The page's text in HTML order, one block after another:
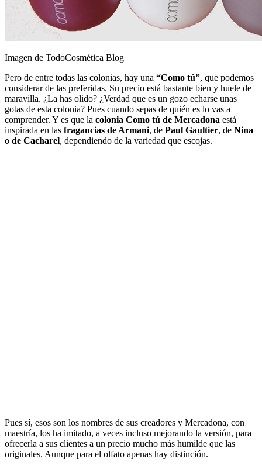
Imagen de TodoCosmética Blog
Pero de entre todas las colonias, hay una “Como tú”, que podemos
considerar de las preferidas. Su precio está bastante bien y huele de
maravilla. ¿La has olido? ¿Verdad que es un gozo echarse unas
gotas de esta colonia? Pues cuando sepas de quién es lo vas a
comprender. Y es que la colonia Como tú de Mercadona está
inspirada en las fragancias de Armani, de Paul Gaultier, de Nina
o de Cacharel, dependiendo de la variedad que escojas.
Pues sí, esos son los nombres de sus creadores y Mercadona, con
maestría, los ha imitado, a veces incluso mejorando la versión, para
ofrecerla a sus clientes a un precio mucho más humilde que las
originales. Aunque para el olfato apenas hay distinción.